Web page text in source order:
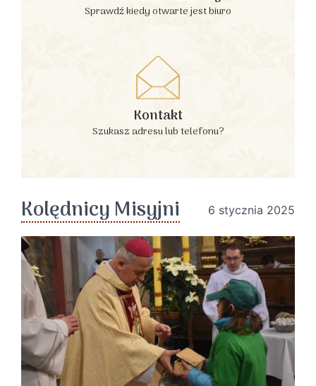
Sprawdź kiedy otwarte jest biuro
Kontakt
Szukasz adresu lub telefonu?
Kolędnicy Misyjni 6 stycznia 2025